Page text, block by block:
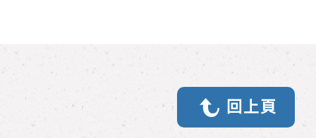
回上頁